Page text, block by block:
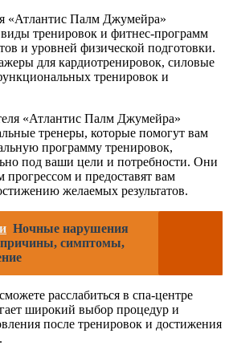
«Атлантис Палм Джумейра»
виды тренировок и фитнес-программ
и уровней физической подготовки.
для кардиотренировок, силовые
тренировок и
«Атлантис Палм Джумейра»
тренеры, которые помогут вам
программу тренировок,
под ваши цели и потребности. Они
прогрессом и предоставят вам
желаемых результатов.
Ночные нарушения
причины, симптомы,
расслабиться в спа-центре
широкий выбор процедур и
после тренировок и достижения